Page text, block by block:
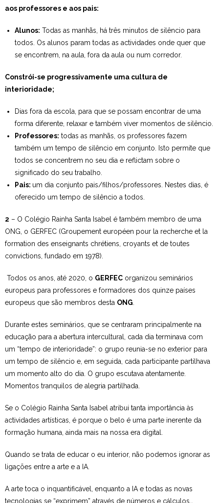
aos professores e aos pais:
Alunos: Todas as manhãs, há três minutos de silêncio para
todos. Os alunos param todas as actividades onde quer que
se encontrem, na aula, fora da aula ou num corredor.
Constrói-se progressivamente uma cultura de
interioridade;
Dias fora da escola, para que se possam encontrar de uma
forma diferente, relaxar e também viver momentos de silêncio.
Professores: todas as manhãs, os professores fazem
também um tempo de silêncio em conjunto. Isto permite que
todos se concentrem no seu dia e reflictam sobre o
significado do seu trabalho.
Pais: um dia conjunto pais/filhos/professores. Nestes dias, é
oferecido um tempo de silêncio a todos.
2 – O Colégio Rainha Santa Isabel é também membro de uma
ONG, o GERFEC (Groupement européen pour la recherche et la
formation des enseignants chrétiens, croyants et de toutes
convictions, fundado em 1978).
Todos os anos, até 2020, o GERFEC organizou seminários
europeus para professores e formadores dos quinze países
europeus que são membros desta ONG
Durante estes seminários, que se centraram principalmente na
educação para a abertura intercultural, cada dia terminava com
um “tempo de interioridade”: o grupo reunia-se no exterior para
um tempo de silêncio e, em seguida, cada participante partilhava
um momento alto do dia. O grupo escutava atentamente.
Momentos tranquilos de alegria partilhada.
Se o Colégio Rainha Santa Isabel atribui tanta importância às
actividades artísticas, é porque o belo é uma parte inerente da
formação humana, ainda mais na nossa era digital.
Quando se trata de educar o eu interior, não podemos ignorar as
ligações entre a arte e a IA.
A arte toca o inquantificável, enquanto a IA e todas as novas
tecnologias se “exprimem” através de números e cálculos…